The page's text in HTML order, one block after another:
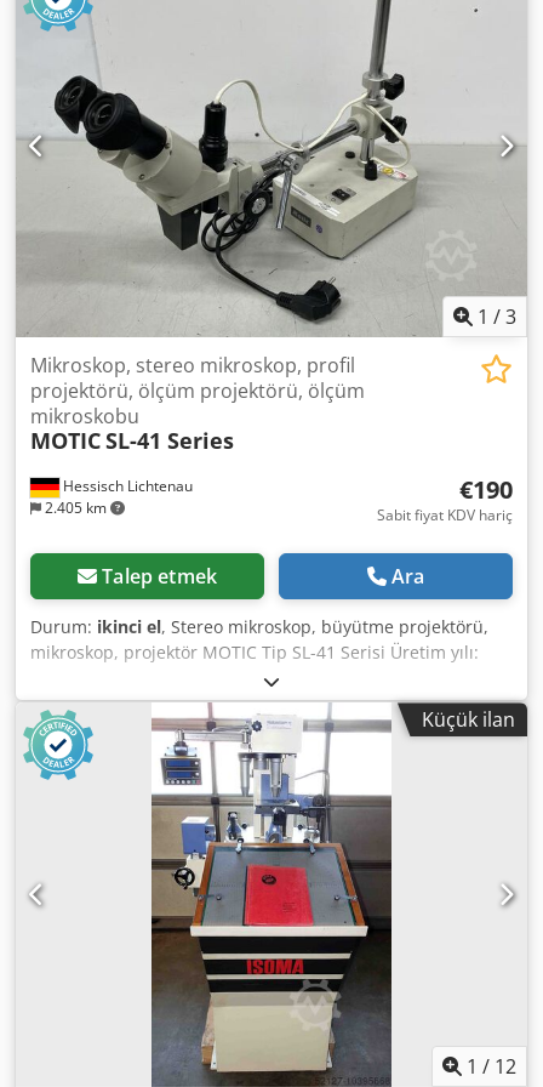
mm, masa uzunluğu: , masa genişliği: 152 mm
Donanım:
, Offered here is a profile projector
from the manufacturer Mitutoyo. Manufacturer: Mitutoyo
Model: PJ-A3000 Year of manufacture: 2013 X/Y measuring
range: 150 × 50 mm Chjdpfxoy Sm E Do Afuea Table size:
280 × 152 mm X-axis: 150 mm Y-axis: 50 mm Vertical profile
projector / optical comparator Screen diameter: 315 mm
(12.4") Image display: mirrored / inverted Digital angle
display with: 0.01° or 1' resolution Measuring range ±360°
Illumination: Transmitted light + incident light Halogen
lamps 24 V / 150 W Telecentric optics Standard lens: 10×
Contour illumination: ±0.1 % Incident light: ±0.15 %
Resolution X/Y: 0.001 mm (1 µm)
1 /3
Hessisch Lichtenau
2.405 km
Mikroskop, stereo mikroskop, profil
projektörü, ölçüm projektörü, ölçüm
mikroskobu
MOTICSL-41 Series
€190
Sabit fiyat KDV hariç
Talep etmek Ara
Durum: ikinci el, Stereo mikroskop, büyütme projektörü,
mikroskop, projektör MOTIC Tip SL-41 Serisi Üretim yılı:
yaklaşık 1995 Büyütme objektifi: W10X/20 Şebeke
bağlantısı: 230 Volt, 50Hz - Masa tipi stant, yansıyan ışık
için entegre güç kaynağı - Ayarlanabilir yükseklikte objektif
başlığı Chjdpfx Afjxtq Aajusa - Büyük açıklıklı yuvarlak
kolonlu stand, eğilebilir konsol kolonu - Yansıyan ışık
kaynağı: 12 Volt, 10 Watt Alan gereksinimi: U x G x Y 500 x
140 x 350 mm Ağırlık: yaklaşık 10 kg İyi durumda
Küçük ilan
1 / 12